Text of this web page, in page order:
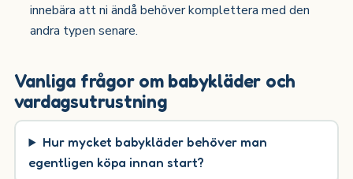
innebära att ni ändå behöver komplettera med den
andra typen senare.
Vanliga frågor om babykläder och
vardagsutrustning
Hur mycket babykläder behöver man
egentligen köpa innan start?